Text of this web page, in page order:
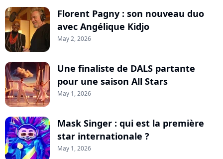
Florent Pagny : son nouveau duo
avec Angélique Kidjo
May 2, 2026
Une finaliste de DALS partante
pour une saison All Stars
May 1, 2026
Mask Singer : qui est la première
star internationale ?
May 1, 2026